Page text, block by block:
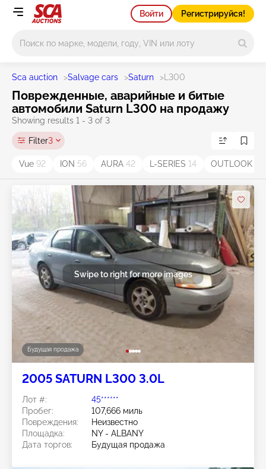
Войти Регистрируйся!
Sca auction >Salvage cars >Saturn > L300
Поврежденные, аварийные и битые
автомобили Saturn L300 на продажу
Showing results 1 - 3 of 3
Filter3
Vue 92 ION 56 AURA 42 L-SERIES 14 OUTLOOK
Будущая продажа
Swipe to right for more images
2005 SATURN L300 3.0L
Лот #:
45******
Пробег:
107,666 миль
Повреждения:
Неизвестно
Площадка:
NY - ALBANY
Дата торгов:
Будущая продажа